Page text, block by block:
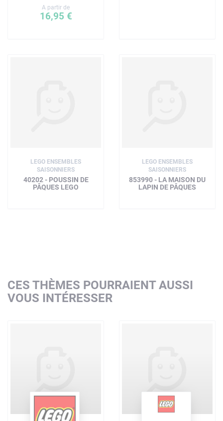
A partir de
16,95 €
LEGO ENSEMBLES
SAISONNIERS
40202 - POUSSIN DE
PÂQUES LEGO
LEGO ENSEMBLES
SAISONNIERS
853990 - LA MAISON DU
LAPIN DE PÂQUES
CES THÈMES POURRAIENT AUSSI
VOUS INTÉRESSER